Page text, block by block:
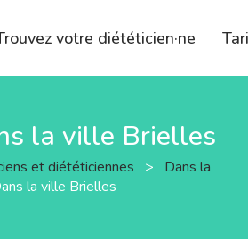
votre diététicien·ne
la ville Brielles
et diététiciennes >
Dans la
la ville Brielles